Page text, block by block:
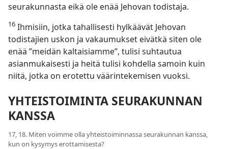
seurakunnasta eikä ole enää Jehovan todistaja.
16 Ihmisiin, jotka tahallisesti hylkäävät Jehovan
todistajien uskon ja vakaumukset eivätkä siten ole
enää ”meidän kaltaisiamme”, tulisi suhtautua
asianmukaisesti ja heitä tulisi kohdella samoin kuin
niitä, jotka on erotettu väärintekemisen vuoksi.
YHTEISTOIMINTA SEURAKUNNAN
KANSSA
17, 18. Miten voimme olla yhteistoiminnassa seurakunnan kanssa,
kun on kysymys erottamisesta?